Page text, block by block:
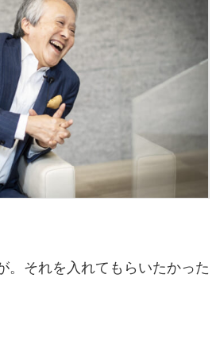
それを入れてもらいたかった